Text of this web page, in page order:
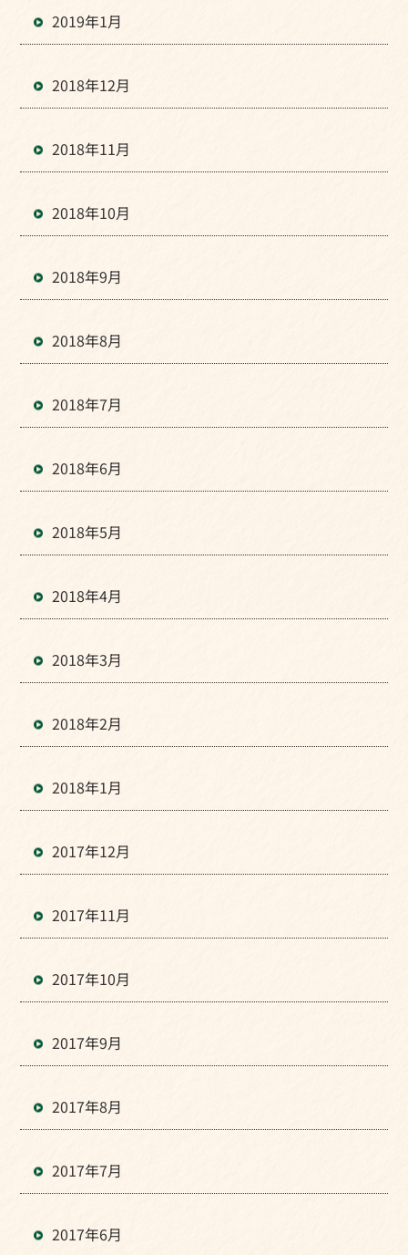
2019年1月
2018年12月
2018年11月
2018年10月
2018年9月
2018年8月
2018年7月
2018年6月
2018年5月
2018年4月
2018年3月
2018年2月
2018年1月
2017年12月
2017年11月
2017年10月
2017年9月
2017年8月
2017年7月
2017年6月